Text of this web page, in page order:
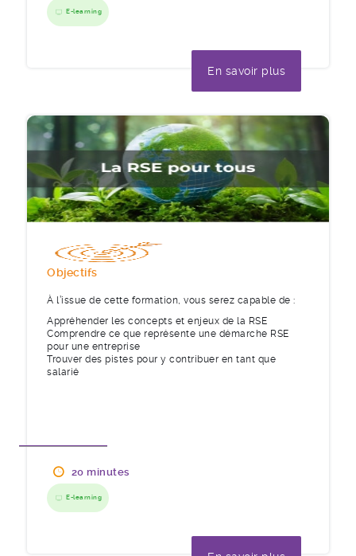
E-learning
En savoir plus
Objectifs
À l’issue de cette formation, vous serez capable de :
Appréhender les concepts et enjeux de la RSE
Comprendre ce que représente une démarche RSE
pour une entreprise
Trouver des pistes pour y contribuer en tant que
salarié
20 minutes
E-learning